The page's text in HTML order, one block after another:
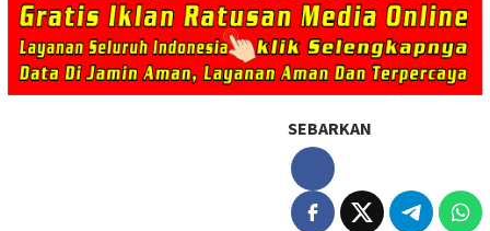
SEBARKAN